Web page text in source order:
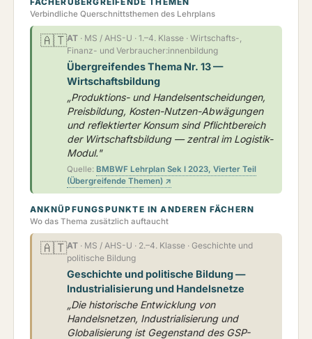
Verbindliche Querschnittsthemen des Lehrplans
🇦🇹AT· MS / AHS-U · 1.–4. Klasse · Wirtschafts-,
Finanz- und Verbraucher:innenbildung
Übergreifendes Thema Nr. 13 —
Wirtschaftsbildung
„Produktions- und Handelsentscheidungen,
Preisbildung, Kosten-Nutzen-Abwägungen
und reflektierter Konsum sind Pflichtbereich
der Wirtschaftsbildung — zentral im Logistik-
Modul."
Quelle: BMBWF Lehrplan Sek I 2023, Vierter Teil
(Übergreifende Themen) ↗
ANKNÜPFUNGSPUNKTE IN ANDEREN FÄCHERN
Wo das Thema zusätzlich auftaucht
🇦🇹AT· MS / AHS-U · 2.–4. Klasse · Geschichte und
politische Bildung
Geschichte und politische Bildung —
Industrialisierung und Handelsnetze
„Die historische Entwicklung von
Handelsnetzen, Industrialisierung und
Globalisierung ist Gegenstand des GSP-